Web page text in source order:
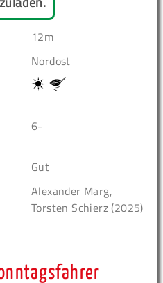
12m
Nordost
6-
Gut
Alexander Marg,
Torsten Schierz (2025)